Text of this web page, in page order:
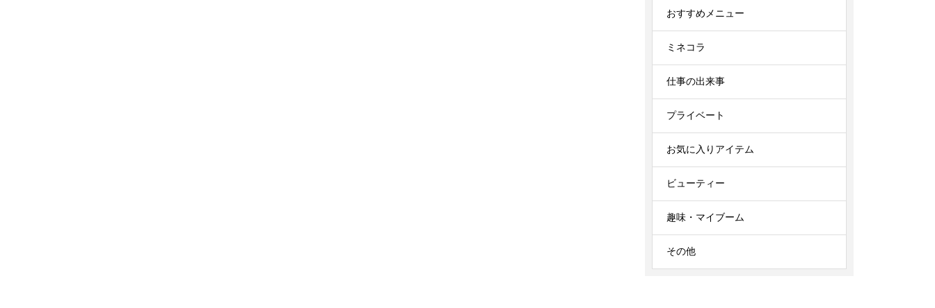
おすすめメニュー
ミネコラ
仕事の出来事
プライベート
お気に入りアイテム
ビューティー
趣味・マイブーム
その他